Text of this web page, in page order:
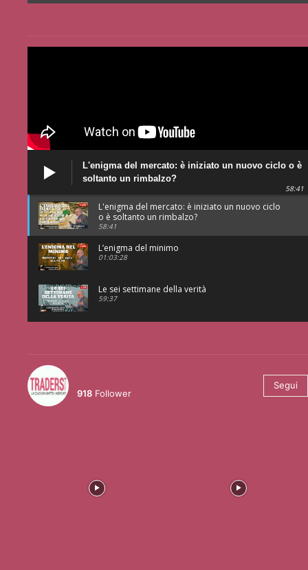
L'enigma del mercato: è iniziato un nuovo ciclo o è
soltanto un rimbalzo?
58:41
L'enigma del mercato: è iniziato un nuovo ciclo
o è soltanto un rimbalzo?
58:41
L’enigma del minimo
01:03:28
Le sei settimane della verità
59:37
918 Follower
Segui